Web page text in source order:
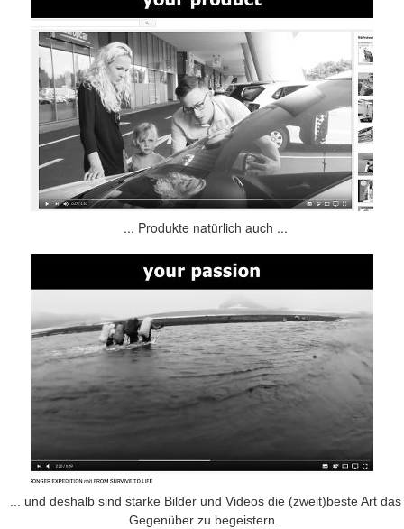
... Produkte natürlich auch ...
... und deshalb sind starke Bilder und Videos die (zweit)beste Art das
Gegenüber zu begeistern.